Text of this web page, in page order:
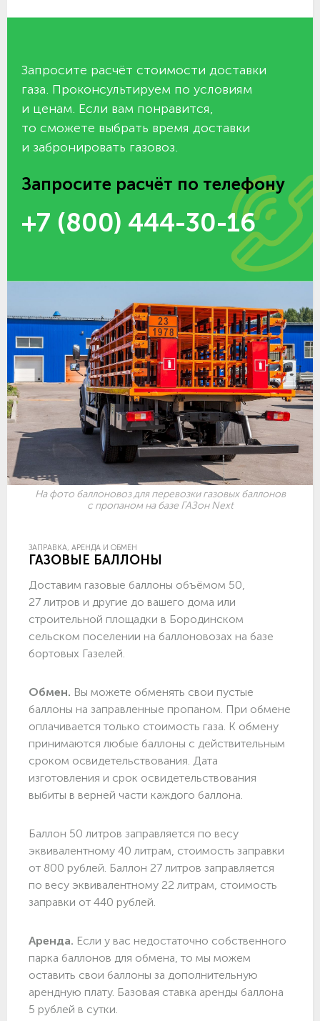
Запросите расчёт стоимости доставки
газа. Проконсультируем по условиям
и ценам. Если вам понравится,
то сможете выбрать время доставки
и забронировать газовоз.
Запросите расчёт по телефону
+7 (800) 444-30-16
На фото баллоновоз для перевозки газовых баллонов
с пропаном на базе ГАЗон Next
ЗАПРАВКА, АРЕНДА И ОБМЕН
ГАЗОВЫЕ БАЛЛОНЫ
Доставим газовые баллоны объёмом 50,
27 литров и другие до вашего дома или
строительной площадки в Бородинском
сельском поселении на баллоновозах на базе
бортовых Газелей.
Обмен. Вы можете обменять свои пустые
баллоны на заправленные пропаном. При обмене
оплачивается только стоимость газа. К обмену
принимаются любые баллоны с действительным
сроком освидетельствования. Дата
изготовления и срок освидетельствования
выбиты в верней части каждого баллона.
Баллон 50 литров заправляется по весу
эквивалентному 40 литрам, стоимость заправки
от 800 рублей. Баллон 27 литров заправляется
по весу эквивалентному 22 литрам, стоимость
заправки от 440 рублей.
Аренда. Если у вас недостаточно собственного
парка баллонов для обмена, то мы можем
оставить свои баллоны за дополнительную
арендную плату. Базовая ставка аренды баллона
5 рублей в сутки.